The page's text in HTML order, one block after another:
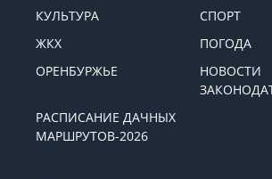
КУЛЬТУРА
СПОРТ
ЖКХ
ПОГОДА
ОРЕНБУРЖЬЕ
НОВОСТИ
РАСПИСАНИЕ ДАЧНЫХ
МАРШРУТОВ-2026